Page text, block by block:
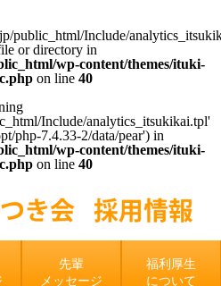
public_html/Include/
or directory in
wp-content/themes/ituki-
on line 40
Include/analytics_itsukikai.tpl'
php-7.4.33-2/data/pear') in
wp-content/themes/ituki-
on line 40
先輩
メッセージ
福利厚生
について